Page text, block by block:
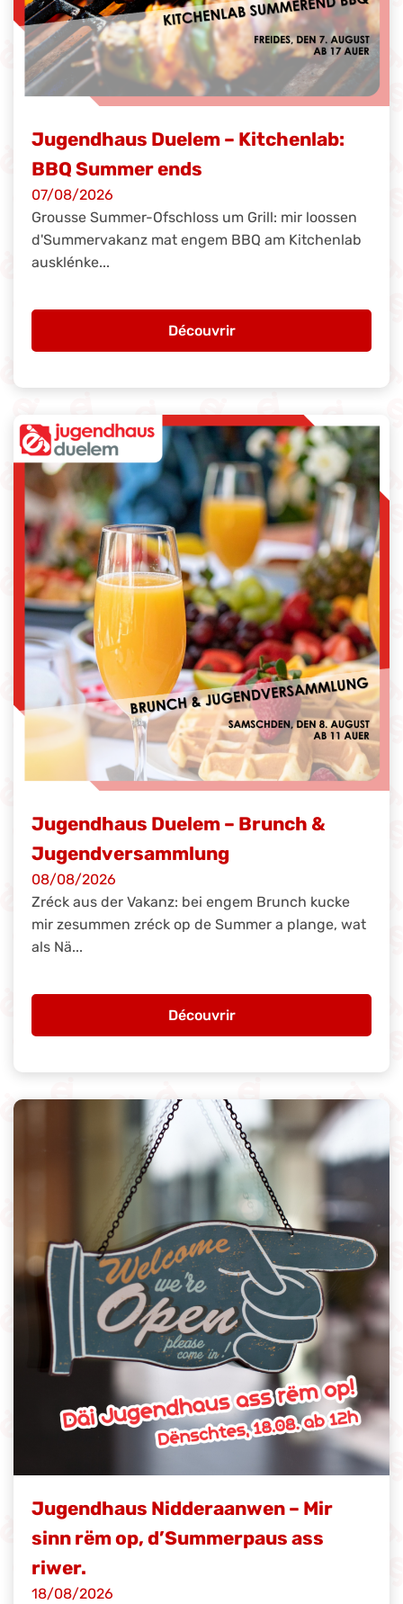
Jugendhaus Duelem – Kitchenlab:
BBQ Summer ends
07/08/2026
Grousse Summer-Ofschloss um Grill: mir loossen
d'Summervakanz mat engem BBQ am Kitchenlab
ausklénke...
Découvrir
Jugendhaus Duelem – Brunch &
Jugendversammlung
08/08/2026
Zréck aus der Vakanz: bei engem Brunch kucke
mir zesummen zréck op de Summer a plange, wat
als Nä...
Découvrir
Jugendhaus Nidderaanwen – Mir
sinn rëm op, d’Summerpaus ass
riwer.
18/08/2026